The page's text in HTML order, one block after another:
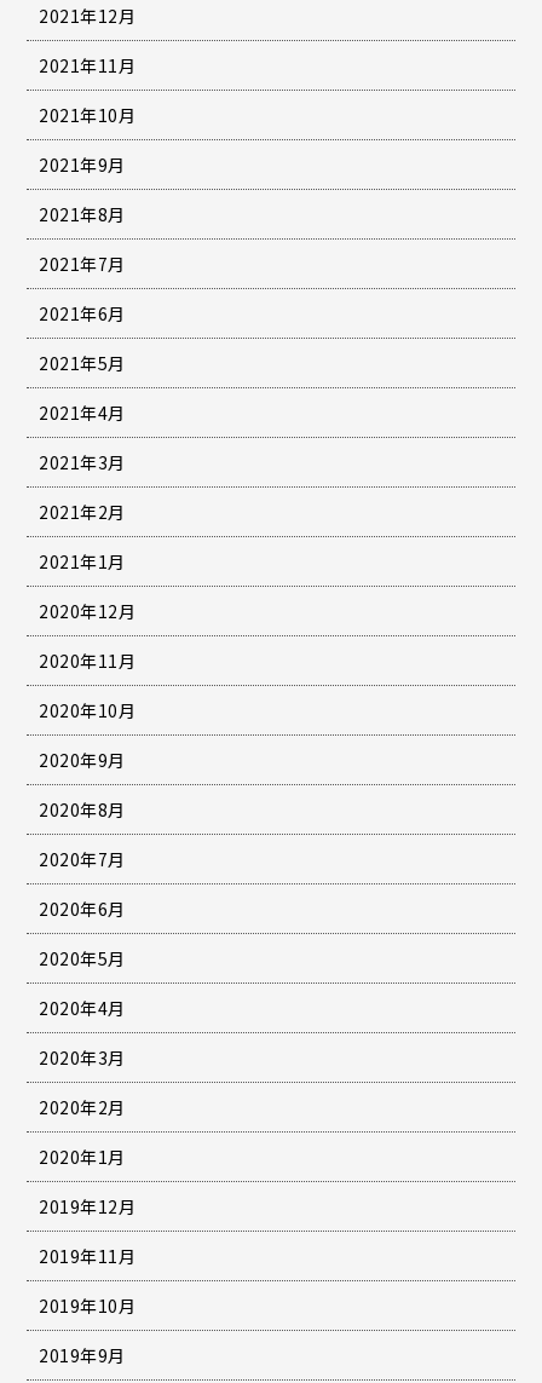
2021年12月
2021年11月
2021年10月
2021年9月
2021年8月
2021年7月
2021年6月
2021年5月
2021年4月
2021年3月
2021年2月
2021年1月
2020年12月
2020年11月
2020年10月
2020年9月
2020年8月
2020年7月
2020年6月
2020年5月
2020年4月
2020年3月
2020年2月
2020年1月
2019年12月
2019年11月
2019年10月
2019年9月